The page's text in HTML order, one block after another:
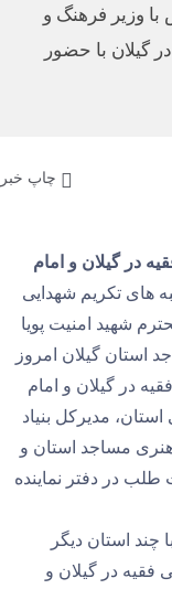
وزیر فرهنگ و
گیلان با حضور
چاپ خبر
در گیلان و امام
های تکریم شهدایی
شهید امنیت پویا
استان گیلان امروز
فقیه در گیلان و امام
مدیرکل بنیاد
مساجد استان و
در دفتر نماینده
استان دیگر
فقیه در گیلان و